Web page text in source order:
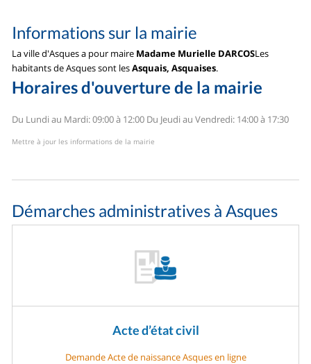
Informations sur la mairie
La ville d'Asques a pour maire Madame Murielle DARCOSLes
habitants de Asques sont lesAsquais, Asquaises.
Horaires d'ouverture de la mairie
Du Lundi au Mardi: 09:00 à 12:00 Du Jeudi au Vendredi: 14:00 à 17:30
Mettre à jour les informations de la mairie
Démarches administratives à Asques
Acte d’état civil
Demande Acte de naissance Asques en ligne